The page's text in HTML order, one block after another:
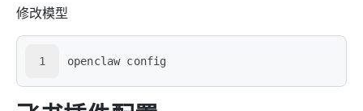
修改模型
1 openclaw config